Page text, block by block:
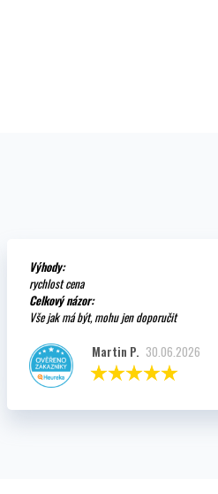
Výhody:
rychlost cena
Celkový názor:
Vše jak má být, mohu jen doporučit
Martin P. 30.06.2026